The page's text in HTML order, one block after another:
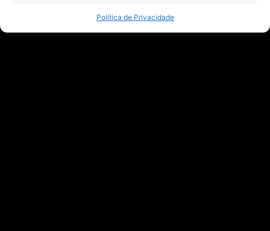
Política de Privacidade